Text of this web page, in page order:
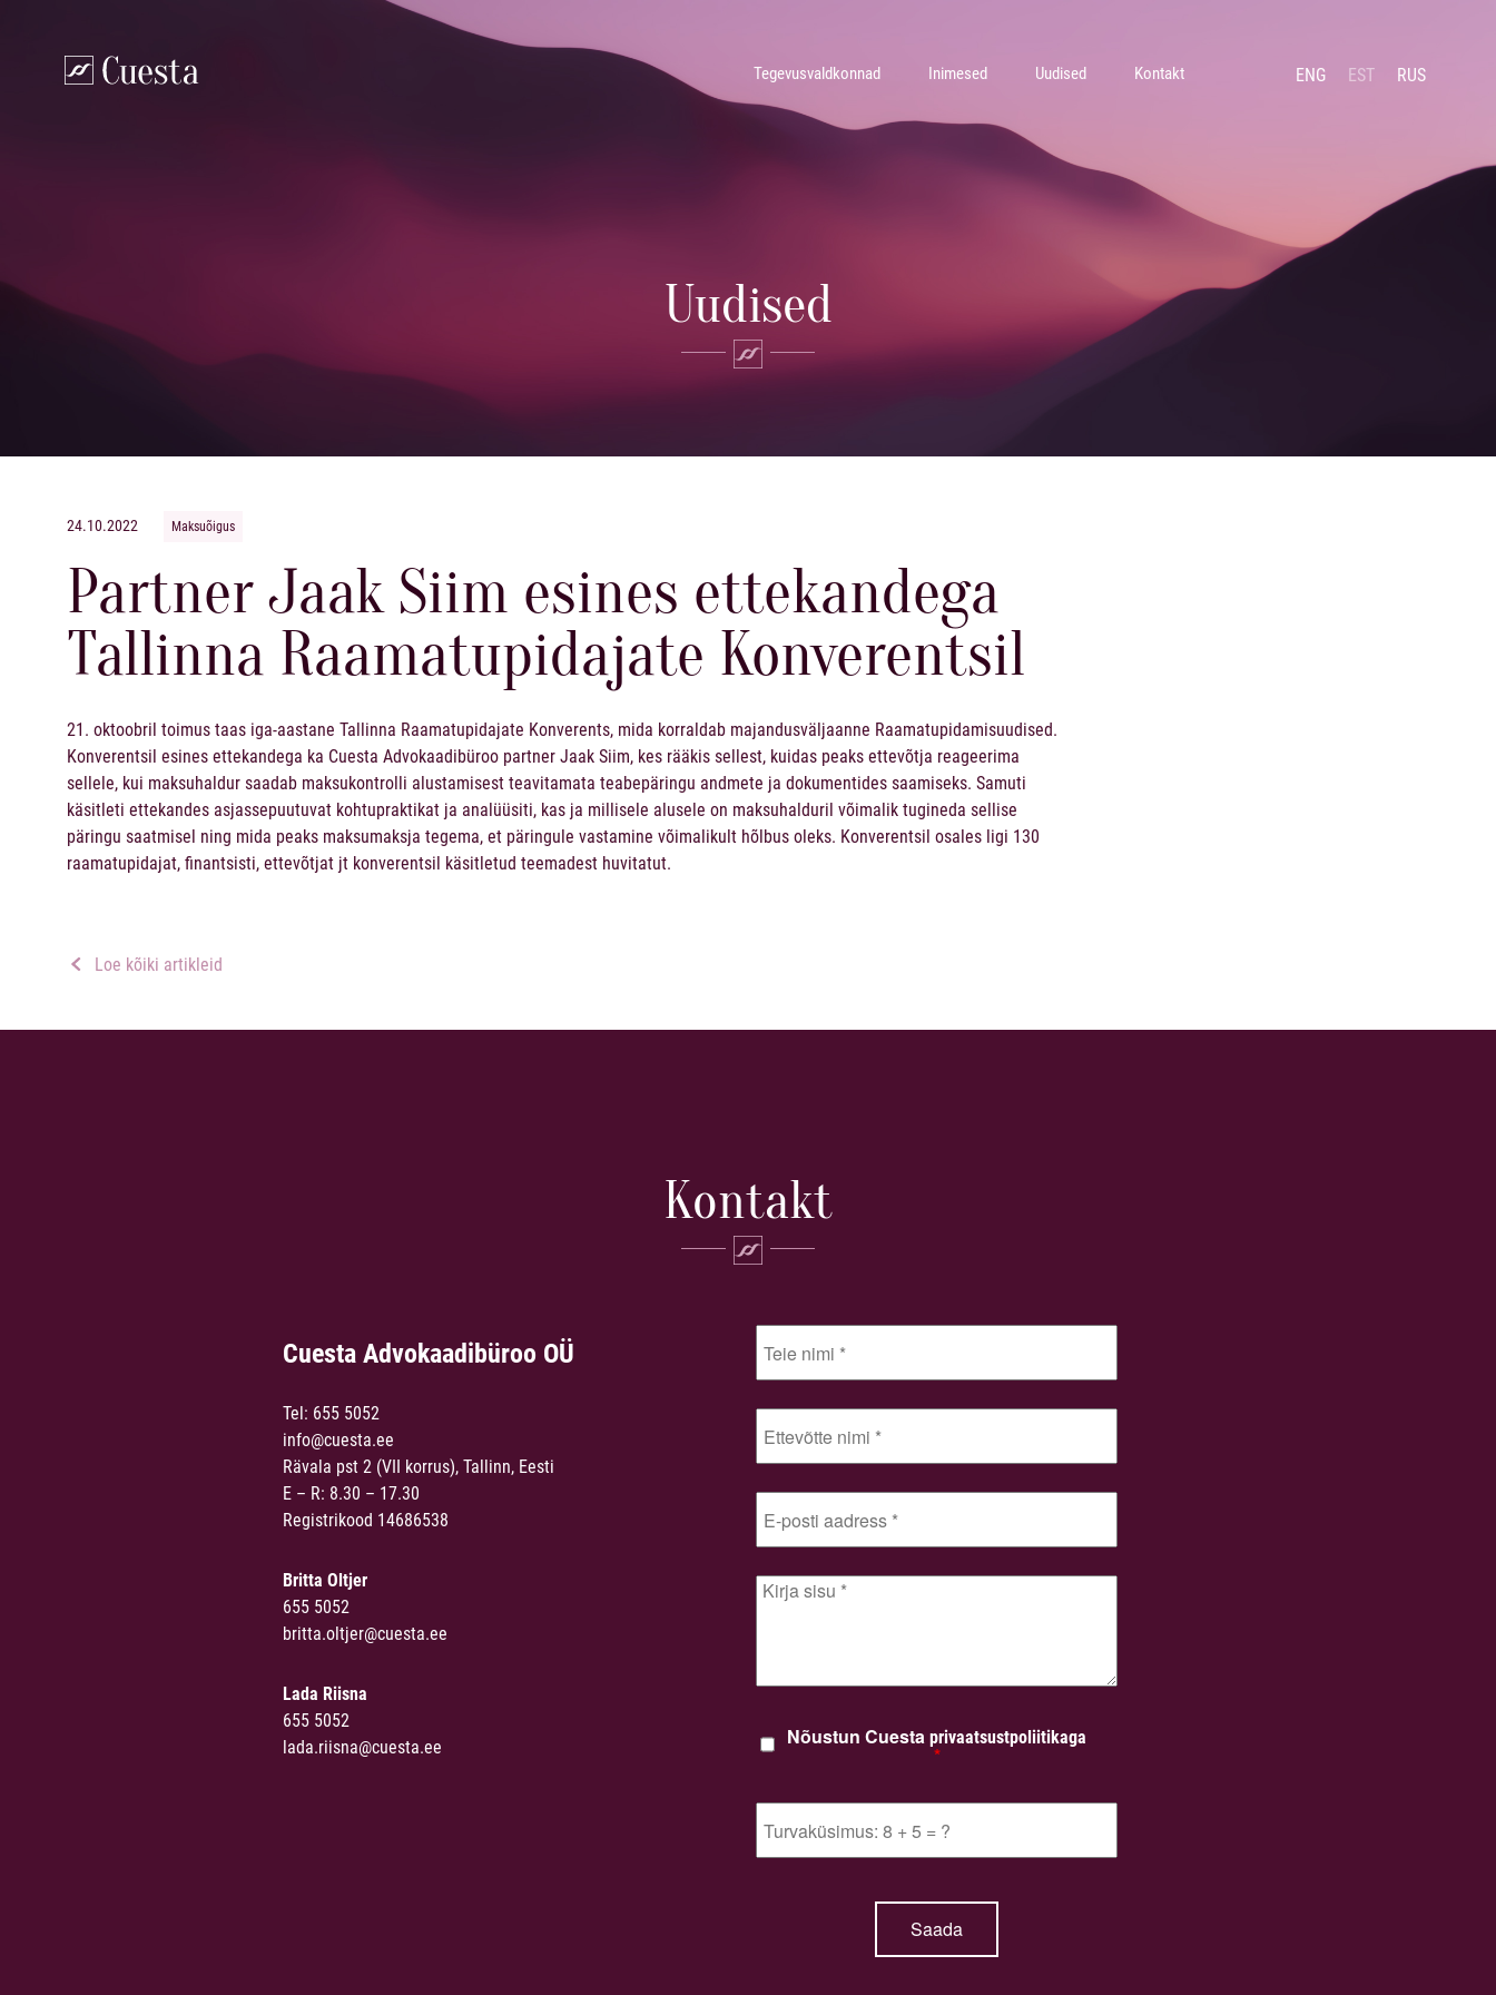
Tegevusvaldkonnad Inimesed Uudised Kontakt ENG EST RUS
Uudised
24.10.2022 Maksuõigus
Partner Jaak Siim esines ettekandega
Tallinna Raamatupidajate Konverentsil
21. oktoobril toimus taas iga-aastane Tallinna Raamatupidajate Konverents, mida korraldab majandusväljaanne Raamatupidamisuudised.
Konverentsil esines ettekandega ka Cuesta Advokaadibüroo partner Jaak Siim, kes rääkis sellest, kuidas peaks ettevõtja reageerima
sellele, kui maksuhaldur saadab maksukontrolli alustamisest teavitamata teabepäringu andmete ja dokumentides saamiseks. Samuti
käsitleti ettekandes asjassepuutuvat kohtupraktikat ja analüüsiti, kas ja millisele alusele on maksuhalduril võimalik tugineda sellise
päringu saatmisel ning mida peaks maksumaksja tegema, et päringule vastamine võimalikult hõlbus oleks. Konverentsil osales ligi 130
raamatupidajat, finantsisti, ettevõtjat jt konverentsil käsitletud teemadest huvitatut.
Loe kõiki artikleid
Kontakt
Cuesta Advokaadibüroo OÜ
Tel: 655 5052
info@cuesta.ee
Rävala pst 2 (VII korrus), Tallinn, Eesti
E – R: 8.30 – 17.30
Registrikood 14686538
Britta Oltjer
655 5052
britta.oltjer@cuesta.ee
Lada Riisna
655 5052
lada.riisna@cuesta.ee
Nõustun Cuestaprivaatsustpoliitikaga
*